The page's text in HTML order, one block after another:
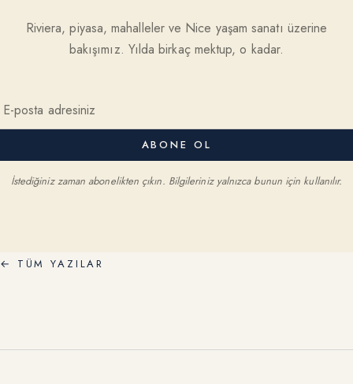
Riviera, piyasa, mahalleler ve Nice yaşam sanatı üzerine
bakışımız. Yılda birkaç mektup, o kadar.
ABONE OL
İstediğiniz zaman abonelikten çıkın. Bilgileriniz yalnızca bunun için kullanılır.
← TÜM YAZILAR